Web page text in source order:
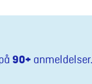
90+ anmeldelser.